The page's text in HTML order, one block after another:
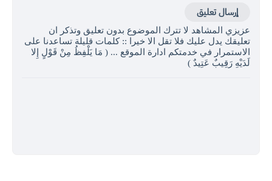
إرسال تعليق
عزيزي المشاهد لا تترك الموضوع بدون تعليق وتذكر ان
تعليقك يدل عليك فلا تقل الا خيرا :: كلمات قليلة تساعدنا على
الاستمرار في خدمتكم ادارة الموقع ... ( مَا يَلْفِظُ مِنْ قَوْلٍ إِلا
لَدَيْهِ رَقِيبٌ عَتِيدٌ )